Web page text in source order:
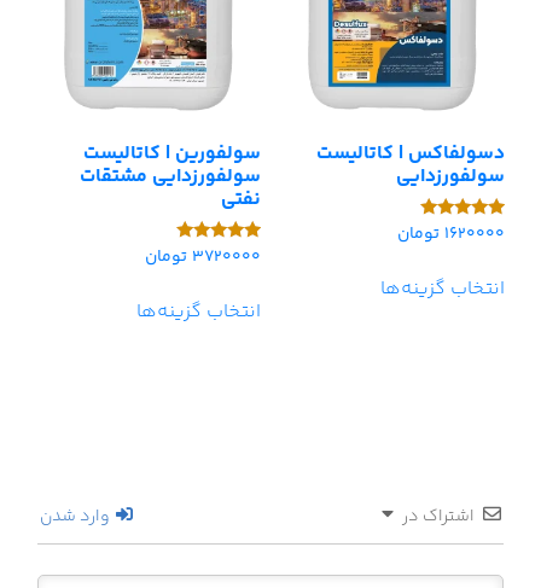
دسولفاکس | کاتالیست
سولفورزدایی
امتیاز
1620000 تومان
انتخاب گزینه‌ها
سولفورین | کاتالیست
سولفورزدایی مشتقات
نفتی
امتیاز
3720000 تومان
انتخاب گزینه‌ها
اشتراک در وارد شدن